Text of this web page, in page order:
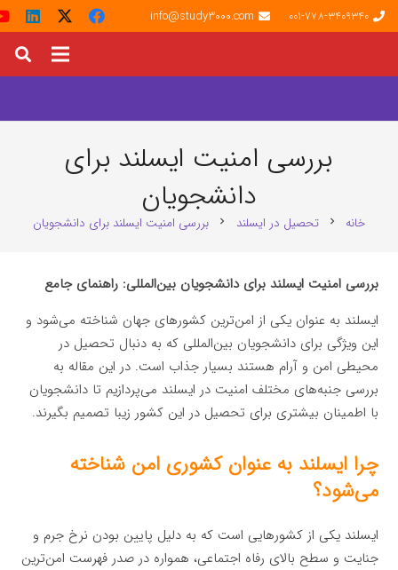
001-778-3409340
info@study3000.com
بررسی امنیت ایسلند برای
دانشجویان
خانه chevron_right تحصیل در ایسلند chevron_right بررسی امنیت ایسلند برای دانشجویان
بررسی امنیت ایسلند برای دانشجویان بین‌المللی: راهنمای جامع
ایسلند به عنوان یکی از امن‌ترین کشورهای جهان شناخته می‌شود و
این ویژگی برای دانشجویان بین‌المللی که به دنبال تحصیل در
محیطی امن و آرام هستند بسیار جذاب است. در این مقاله به
بررسی جنبه‌های مختلف امنیت در ایسلند می‌پردازیم تا دانشجویان
با اطمینان بیشتری برای تحصیل در این کشور زیبا تصمیم بگیرند.
چرا ایسلند به عنوان کشوری امن شناخته
می‌شود؟
ایسلند یکی از کشورهایی است که به دلیل پایین بودن نرخ جرم و
جنایت و سطح بالای رفاه اجتماعی، همواره در صدر فهرست امن‌ترین